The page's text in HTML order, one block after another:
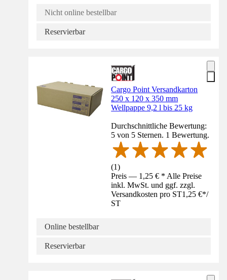
Nicht online bestellbar
Reservierbar
Cargo Point Versandkarton
250 x 120 x 350 mm
Wellpappe 9,2 l bis 25 kg
Durchschnittliche Bewertung:
5 von 5 Sternen. 1 Bewertung.
(1)
Preis — 1,25 € * Alle Preise
inkl. MwSt. und ggf. zzgl.
Versandkosten pro ST1,25 €*/
ST
Online bestellbar
Reservierbar